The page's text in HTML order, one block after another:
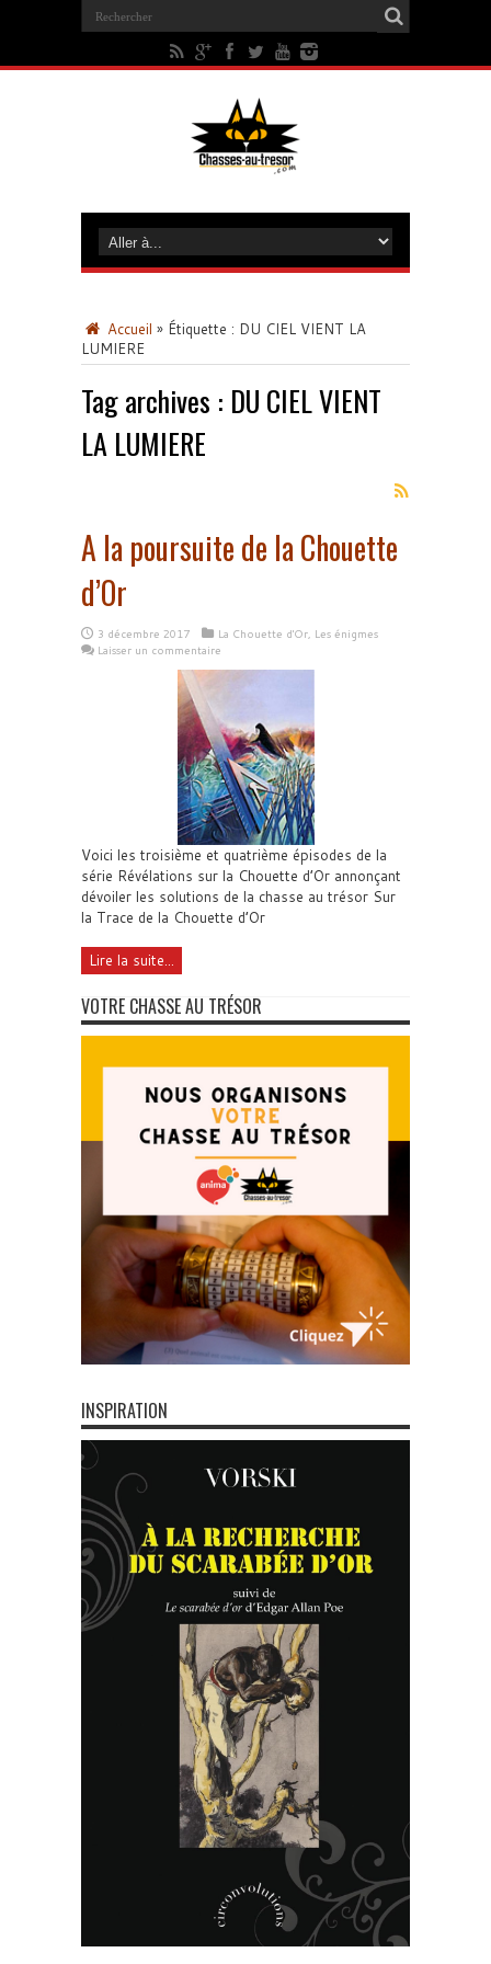
Accueil » Étiquette : DU CIEL VIENT LA
LUMIERE
Tag archives : DU CIEL VIENT
LA LUMIERE
A la poursuite de la Chouette
d’Or
3 décembre 2017 La Chouette d'Or, Les énigmes
Laisser un commentaire
Voici les troisième et quatrième épisodes de la
série Révélations sur la Chouette d’Or annonçant
dévoiler les solutions de la chasse au trésor Sur
la Trace de la Chouette d’Or
Lire la suite...
VOTRE CHASSE AU TRÉSOR
INSPIRATION